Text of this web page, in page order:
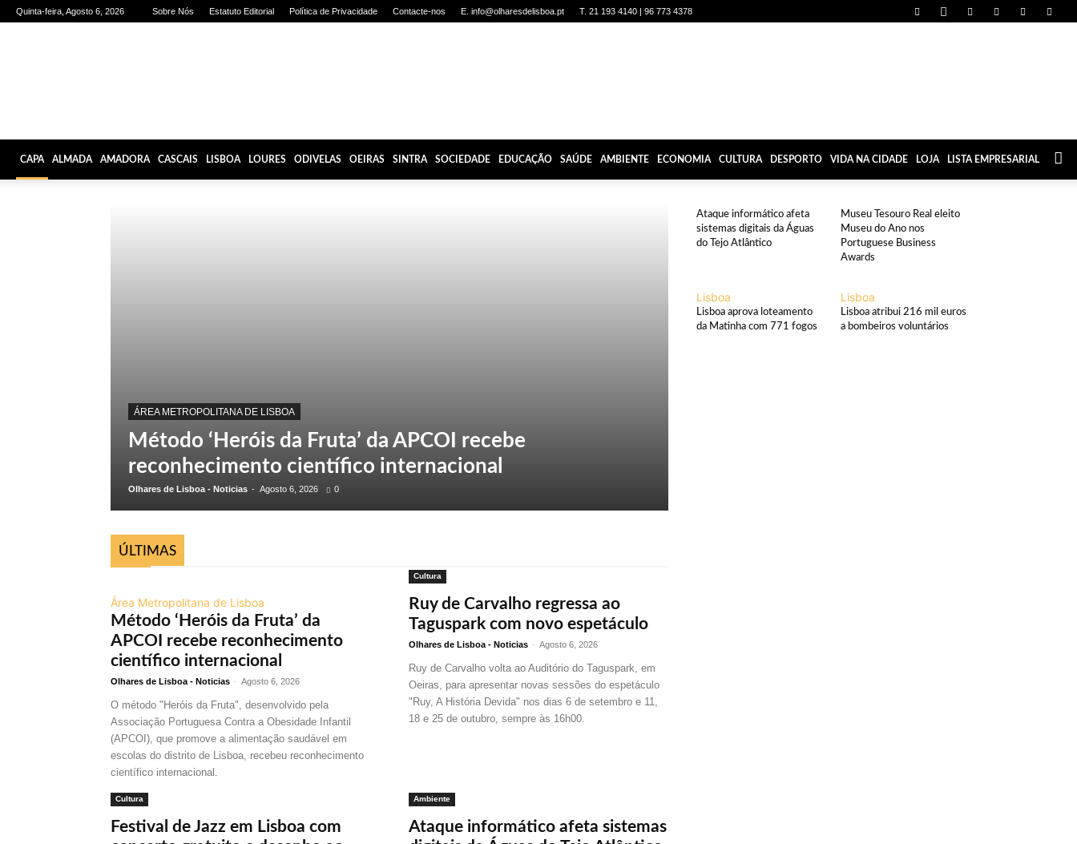
Quinta-feira, Agosto 6, 2026 Sobre Nós Estatuto Editorial Política de Privacidade Contacte-nos E. info@olharesdelisboa.pt T. 21 193 4140 | 96 773 4378
CAPA ALMADA AMADORA CASCAIS LISBOA LOURES ODIVELAS OEIRAS SINTRA SOCIEDADE EDUCAÇÃO SAÚDE AMBIENTE ECONOMIA CULTURA DESPORTO VIDA NA CIDADE LOJA LISTA EMPRESARIAL
ÁREA METROPOLITANA DE LISBOA
Método ‘Heróis da Fruta’ da APCOI recebe
reconhecimento científico internacional
Olhares de Lisboa - Noticias - Agosto 6, 2026 0
Ataque informático afeta
sistemas digitais da Águas
do Tejo Atlântico
Museu Tesouro Real eleito
Museu do Ano nos
Portuguese Business
Awards
Lisboa
Lisboa aprova loteamento
da Matinha com 771 fogos
Lisboa
Lisboa atribui 216 mil euros
a bombeiros voluntários
ÚLTIMAS
Área Metropolitana de Lisboa
Método ‘Heróis da Fruta’ da
APCOI recebe reconhecimento
científico internacional
Olhares de Lisboa - Noticias - Agosto 6, 2026
O método "Heróis da Fruta", desenvolvido pela
Associação Portuguesa Contra a Obesidade Infantil
(APCOI), que promove a alimentação saudável em
escolas do distrito de Lisboa, recebeu reconhecimento
científico internacional.
Cultura
Ruy de Carvalho regressa ao
Taguspark com novo espetáculo
Olhares de Lisboa - Noticias - Agosto 6, 2026
Ruy de Carvalho volta ao Auditório do Taguspark, em
Oeiras, para apresentar novas sessões do espetáculo
"Ruy, A História Devida" nos dias 6 de setembro e 11,
18 e 25 de outubro, sempre às 16h00.
Cultura
Festival de Jazz em Lisboa com
Ambiente
Ataque informático afeta sistemas